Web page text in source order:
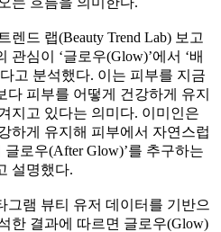
드 랩(Beauty Trend Lab) 보고
심이 ‘글로우(Glow)’에서 ‘배
고 분석했다. 이는 피부를 지금
피부를 어떻게 건강하게 유지
지고 있다는 의미다. 이미인은
하게 유지해 피부에서 자연스럽
로우(After Glow)’를 추구하는
설명했다.
그램 뷰티 유저 데이터를 기반으
한 결과에 따르면 글로우(Glow)